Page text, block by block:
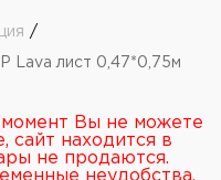
/
Lava лист 0,47*0,75м
Вы не можете
сайт находится в
не продаются.
неудобства.